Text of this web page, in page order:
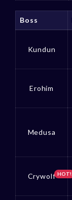
Boss
Kundun
Erohim
Medusa
Crywolf HOT!